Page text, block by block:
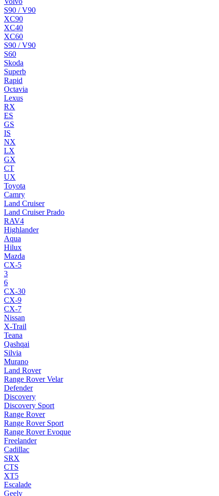
S90 / V90
XC90
XC40
XC60
S90 / V90
S60
Skoda
Superb
Rapid
Octavia
Lexus
RX
ES
GS
IS
NX
LX
GX
CT
UX
Toyota
Camry
Land Cruiser
Land Cruiser Prado
RAV4
Highlander
Aqua
Hilux
Mazda
CX-5
3
6
CX-30
CX-9
CX-7
Nissan
X-Trail
Teana
Qashqai
Silvia
Murano
Land Rover
Range Rover Velar
Defender
Discovery
Discovery Sport
Range Rover
Range Rover Sport
Range Rover Evoque
Freelander
Cadillac
SRX
CTS
XT5
Escalade
Geely